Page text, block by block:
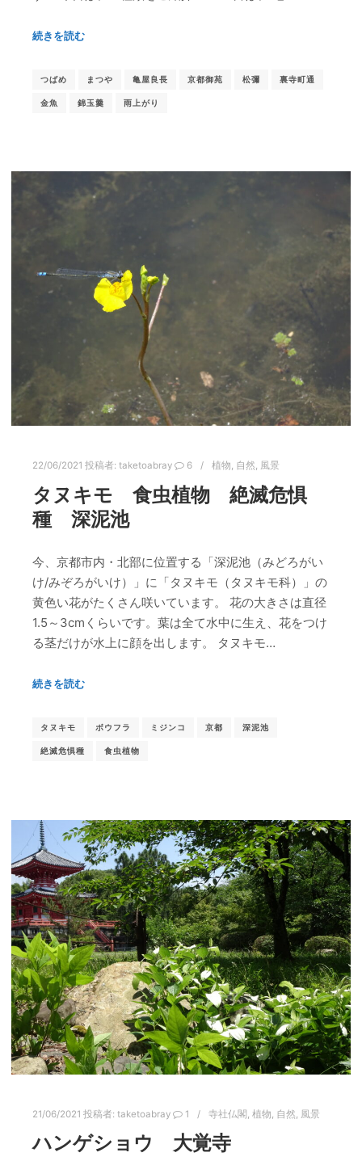
続きを読む
つばめ まつや 亀屋良長 京都御苑 松彌 裏寺町通
金魚 錦玉羹 雨上がり
22/06/2021 投稿者: taketoabray 6 植物, 自然, 風景
タヌキモ 食虫植物 絶滅危惧
種 深泥池
今、京都市内・北部に位置する「深泥池（みどろがい
け/みぞろがいけ）」に「タヌキモ（タヌキモ科）」の
黄色い花がたくさん咲いています。 花の大きさは直径
1.5～3cmくらいです。葉は全て水中に生え、花をつけ
る茎だけが水上に顔を出します。 タヌキモ…
続きを読む
タヌキモ ボウフラ ミジンコ 京都 深泥池
絶滅危惧種 食虫植物
21/06/2021 投稿者: taketoabray 1 寺社仏閣 植物 自然 風景
ハンゲショウ 大覚寺